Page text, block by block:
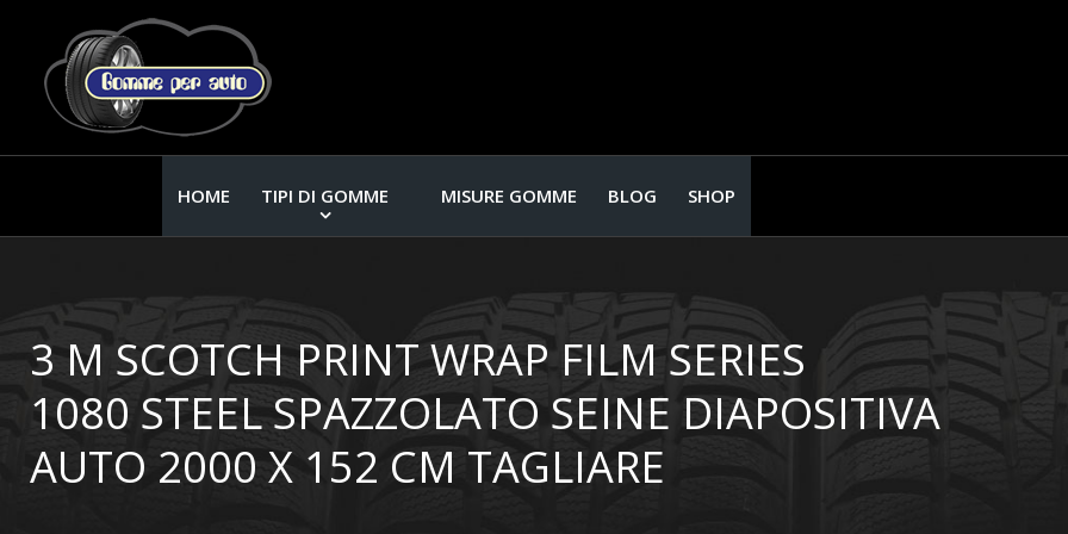
HOME TIPI DI GOMME MISURE GOMME BLOG SHOP
3 M SCOTCH PRINT WRAP FILM SERIES
1080 STEEL SPAZZOLATO SEINE DIAPOSITIVA
AUTO 2000 X 152 CM TAGLIARE